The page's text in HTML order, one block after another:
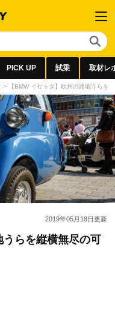
PICK UP 試乗 取材レ
> 【BMW イセッタ】欧州の路地うらを
2019年05月18日更新
うらを縦横無尽の可